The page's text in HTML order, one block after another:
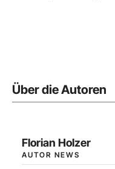
Über die Autoren
Florian Holzer
AUTOR NEWS